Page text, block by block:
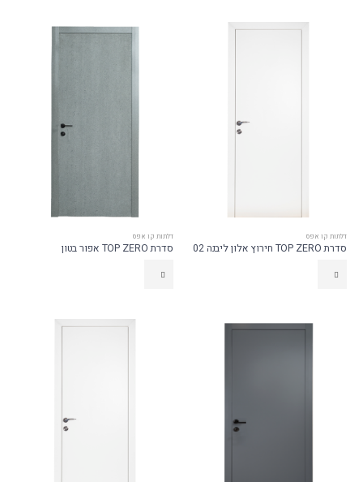
דלתות קו אפס
סדרת TOP ZERO חירוץ אלון ליבנה 02
דלתות קו אפס
סדרת TOP ZERO אפור בטון